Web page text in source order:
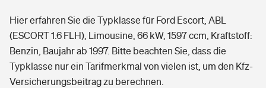
Grundfähigkeitsversicherung
Arbeitsrechtsschutz
Elementarversicherung
Freizeit
Pri­vate Haft­pflicht­
Gesundheit
Hier erfahren Sie die Typklasse für Ford Escort, ABL
(ESCORT 1.6 FLH), Limousine, 66 kW, 1597 ccm, Kraftstoff:
Benzin, Baujahr ab 1997. Bitte beachten Sie, dass die
Typklasse nur ein Tarifmerkmal von vielen ist, um den Kfz-
Versicherungsbeitrag zu berechnen.